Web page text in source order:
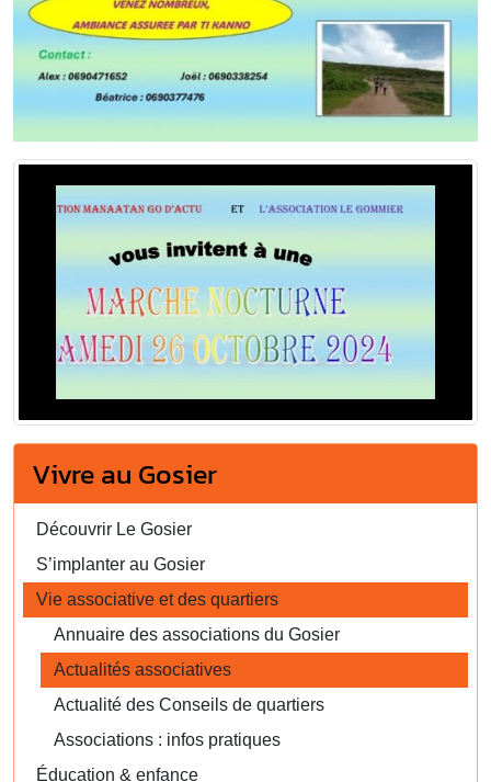
Vivre au Gosier
Découvrir Le Gosier
S’implanter au Gosier
Vie associative et des quartiers
Annuaire des associations du Gosier
Actualités associatives
Actualité des Conseils de quartiers
Associations : infos pratiques
Éducation & enfance